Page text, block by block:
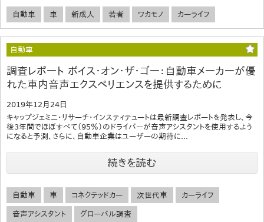
自動車 車 新成人 若者 ワカモノ カーライフ
自動車
調査レポート ボイス・オン・ザ・ゴー：自動車メーカーが優
れた車内音声エクスペリエンスを提供するために
2019年12月24日
キャップジェミニ・リサーチ・インスティテュートは最新調査レポートを発表し、今
後3年間でほぼすべて（95％）のドライバーが音声アシスタントを使用するよう
になると予測、さらに、自動車企業はユーザーの期待に...
続きを読む
自動車 車 コネクテッドカー 次世代車 カーライフ
音声アシスタント グローバル調査